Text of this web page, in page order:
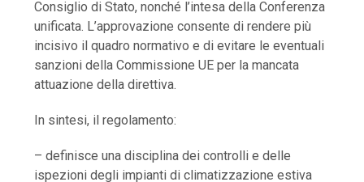
Consiglio di Stato, nonché l’intesa della Conferenza
unificata. L’approvazione consente di rendere più
incisivo il quadro normativo e di evitare le eventuali
sanzioni della Commissione UE per la mancata
attuazione della direttiva.
In sintesi, il regolamento:
– definisce una disciplina dei controlli e delle
ispezioni degli impianti di climatizzazione estiva